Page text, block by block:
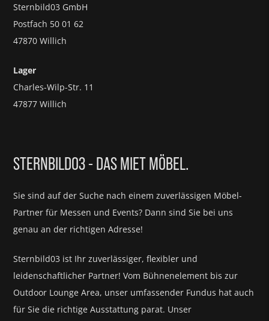
Sternbild03 GmbH
Postfach 50 01 62
47870 Willich
Lager
Charles-Wilp-Str. 11
47877 Willich
STERNBILD03 - DAS MIET MÖBEL.
Sie sind auf der Suche nach einem zuverlässigen Möbel-
Partner für Messen und Events? Dann sind Sie bei uns
genau an der richtigen Adresse!
Sternbild03 ist Ihr zuverlässiger, flexibler und
leidenschaftlicher Partner! Vom Bühnenelement bis zur
Outdoor Lounge Area, unser umfassender Fundus hat auch
für Sie die richtige Ausstattung parat. Unser